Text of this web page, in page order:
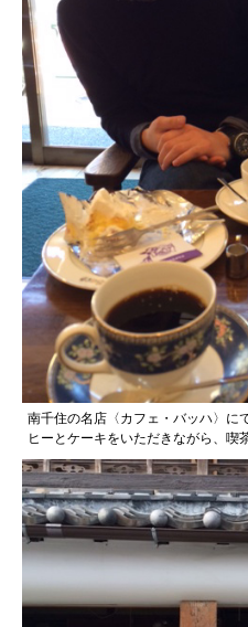
南千住の名店〈カフェ・バッハ〉に
ヒーとケーキをいただきながら、喫